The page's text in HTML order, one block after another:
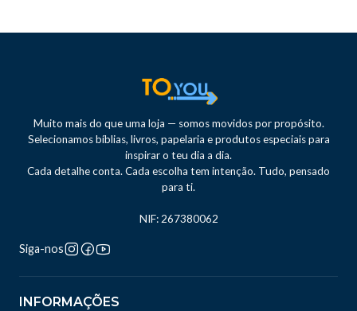
Muito mais do que uma loja — somos movidos por propósito.
Selecionamos bíblias, livros, papelaria e produtos especiais para
inspirar o teu dia a dia.
Cada detalhe conta. Cada escolha tem intenção. Tudo, pensado
para ti.
NIF: 267380062
Siga-nos
INFORMAÇÕES